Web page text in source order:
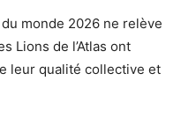
monde 2026 ne relève
Lions de l’Atlas ont
leur qualité collective et